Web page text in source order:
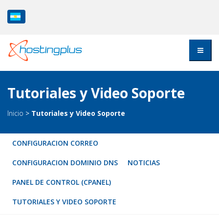
Tutoriales y Video Soporte
Inicio > Tutoriales y Video Soporte
CONFIGURACION CORREO
CONFIGURACION DOMINIO DNS NOTICIAS
PANEL DE CONTROL (CPANEL)
TUTORIALES Y VIDEO SOPORTE
NOTICIAS